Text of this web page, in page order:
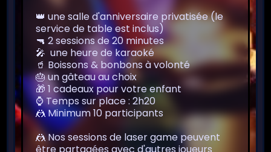
👑 une salle d'anniversaire privatisée (le
service de table est inclus)
🔫 2 sessions de 20 minutes
🎤 une heure de karaoké
🥤 Boissons & bonbons à volonté
🎂 un gâteau au choix
🎁 1 cadeaux pour votre enfant
⌚️ Temps sur place : 2h20
🤼 Minimum 10 participants
🤼 Nos sessions de laser game peuvent
être partagées avec d'autres joueurs